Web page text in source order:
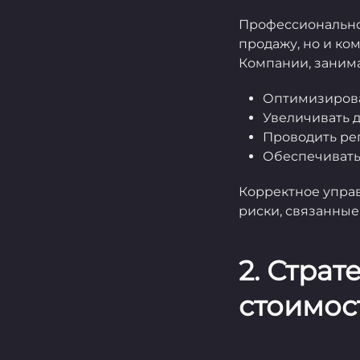
продажу, но и
Компании,
Увеличивать
Проводить
Корректное
риски,
2.